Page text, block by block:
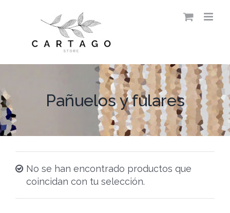
Pañuelos y fulares
No se han encontrado productos que
coincidan con tu selección.